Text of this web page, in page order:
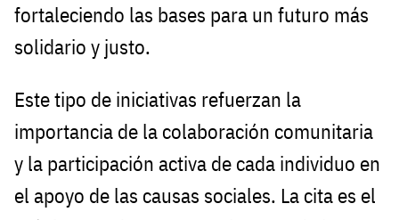
fortaleciendo las bases para un futuro más
solidario y justo.
Este tipo de iniciativas refuerzan la
importancia de la colaboración comunitaria
y la participación activa de cada individuo en
el apoyo de las causas sociales. La cita es el